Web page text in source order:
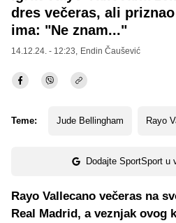
dres večeras, ali
ima: "Ne znam..."
14.12.24. - 12:23, Endin Čaušević
Teme: Jude Bellingham Rayo
Dodajte SportSport u
Rayo Vallecano večeras na
Real Madrid, a veznjak ovog